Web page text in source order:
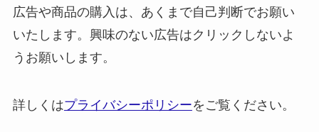
広告や商品の購入は、あくまで自己判断でお願い
いたします。興味のない広告はクリックしないよ
うお願いします。
詳しくはプライバシーポリシーをご覧ください。